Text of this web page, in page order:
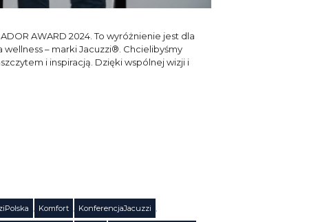
AWARD 2024. To wyróżnienie jest dla
– marki Jacuzzi®. Chcielibyśmy
i inspiracją. Dzięki wspólnej wizji i
, Komfort , KonferencjaJacuzzi ,